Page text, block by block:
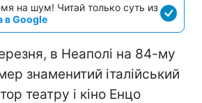
на шум! Читай только суть из
в Google
в Неаполі на 84-му
знаменитий італійський
театру і кіно Енцо